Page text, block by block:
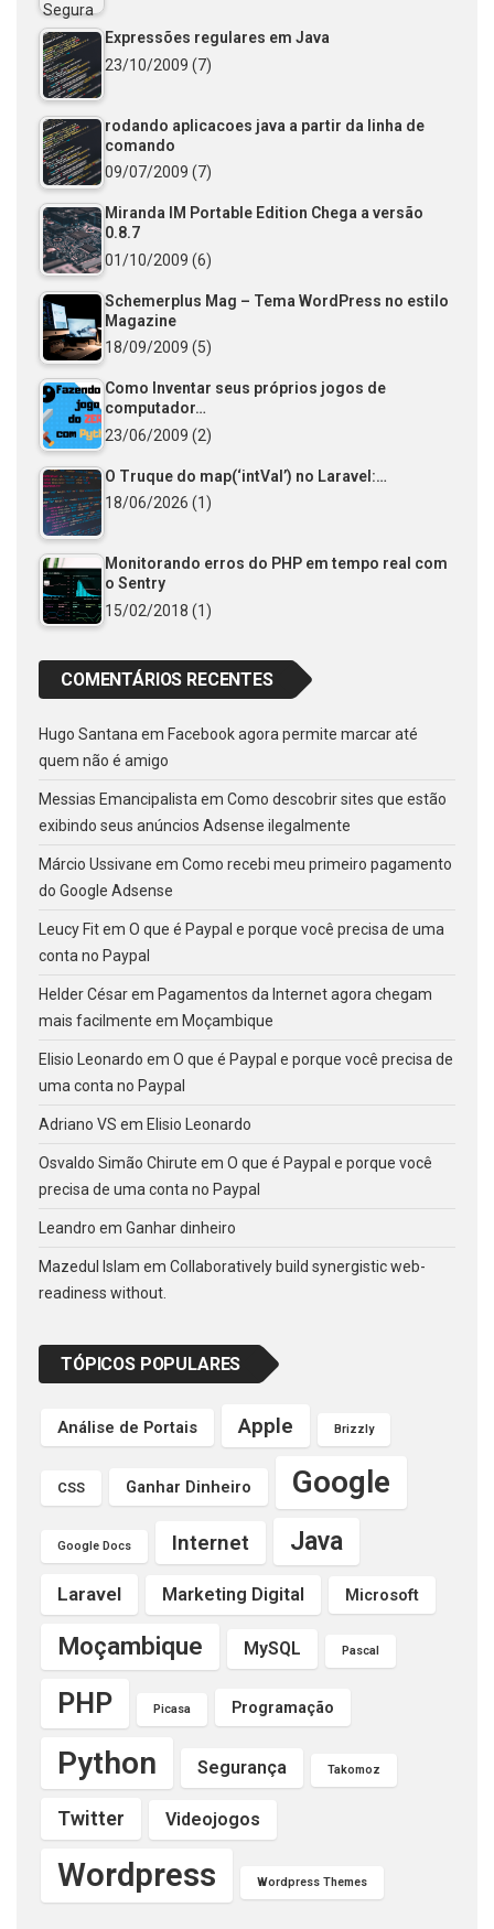
Expressões regulares em Java
23/10/2009 (7)
rodando aplicacoes java a partir da linha de
comando
09/07/2009 (7)
Miranda IM Portable Edition Chega a versão
0.8.7
01/10/2009 (6)
Schemerplus Mag – Tema WordPress no estilo
Magazine
18/09/2009 (5)
Como Inventar seus próprios jogos de
computador…
23/06/2009 (2)
O Truque do map(‘intVal’) no Laravel:…
18/06/2026 (1)
Monitorando erros do PHP em tempo real com
o Sentry
15/02/2018 (1)
COMENTÁRIOS RECENTES
Hugo Santana em Facebook agora permite marcar até
quem não é amigo
Messias Emancipalista em Como descobrir sites que estão
exibindo seus anúncios Adsense ilegalmente
Márcio Ussivane em Como recebi meu primeiro pagamento
do Google Adsense
Leucy Fitem O que é Paypal e porque você precisa de uma
conta no Paypal
Helder Césarem Pagamentos da Internet agora chegam
mais facilmente em Moçambique
Elisio Leonardo em O que é Paypal e porque você precisa de
uma conta no Paypal
Adriano VS em Elisio Leonardo
Osvaldo Simão Chirute em O que é Paypal e porque você
precisa de uma conta no Paypal
Leandro em Ganhar dinheiro
Mazedul Islam em Collaboratively build synergistic web-
readiness without.
TÓPICOS POPULARES
Análise de Portais Apple Brizzly
CSS Ganhar Dinheiro Google
Google Docs Internet Java
Laravel Marketing Digital Microsoft
Moçambique MySQL Pascal
PHP Picasa Programação
Python Segurança Takomoz
Twitter Videojogos
Wordpress Wordpress Themes